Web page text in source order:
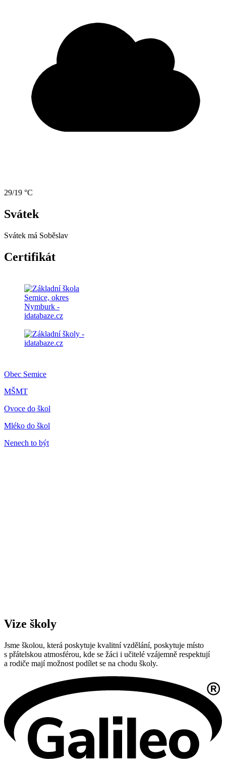
29/19 °C
Svátek
Svátek má Soběslav
Certifikát
Obec Semice
MŠMT
Ovoce do škol
Mléko do škol
Nenech to být
Vize školy
Jsme školou, která poskytuje kvalitní vzdělání, poskytuje místo
s přátelskou atmosférou, kde se žáci i učitelé vzájemně respektují
a rodiče mají možnost podílet se na chodu školy.